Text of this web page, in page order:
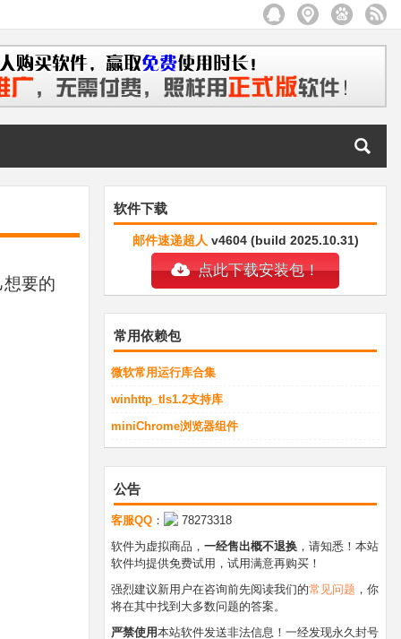
软件下载
邮件速递超人 v4604 (build 2025.10.31)
点此下载安装包！
常用依赖包
微软常用运行库合集
winhttp_tls1.2支持库
miniChrome浏览器组件
公告
客服QQ ：
78273318
软件为虚拟商品， 一经售出概不退换 ，请知悉！本站
软件均提供免费试用，试用满意再购买！
强烈建议新用户在咨询前先阅读我们的常见问题 ，你
将在其中找到大多数问题的答案。
严禁使用本站软件发送非法信息！一经发现永久封号
要的